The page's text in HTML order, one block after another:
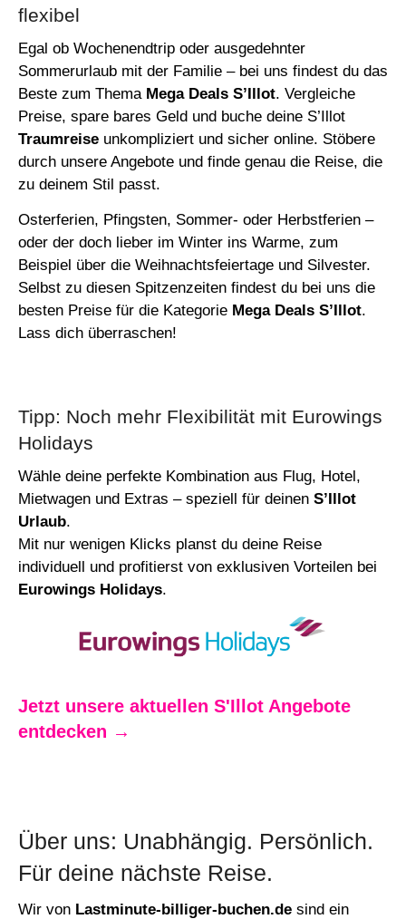
flexibel
Egal ob Wochenendtrip oder ausgedehnter
Sommerurlaub mit der Familie – bei uns findest du das
Beste zum Thema Mega Deals S’Illot. Vergleiche
Preise, spare bares Geld und buche deine S’Illot
Traumreise unkompliziert und sicher online. Stöbere
durch unsere Angebote und finde genau die Reise, die
zu deinem Stil passt.
Osterferien, Pfingsten, Sommer- oder Herbstferien –
oder der doch lieber im Winter ins Warme, zum
Beispiel über die Weihnachtsfeiertage und Silvester.
Selbst zu diesen Spitzenzeiten findest du bei uns die
besten Preise für die Kategorie Mega Deals S’Illot.
Lass dich überraschen!
Tipp: Noch mehr Flexibilität mit Eurowings
Holidays
Wähle deine perfekte Kombination aus Flug, Hotel,
Mietwagen und Extras – speziell für deinen S’Illot
Urlaub.
Mit nur wenigen Klicks planst du deine Reise
individuell und profitierst von exklusiven Vorteilen bei
Eurowings Holidays.
Jetzt unsere aktuellen S'Illot Angebote
entdecken →
Über uns: Unabhängig. Persönlich.
Für deine nächste Reise.
Wir von Lastminute-billiger-buchen.de sind ein